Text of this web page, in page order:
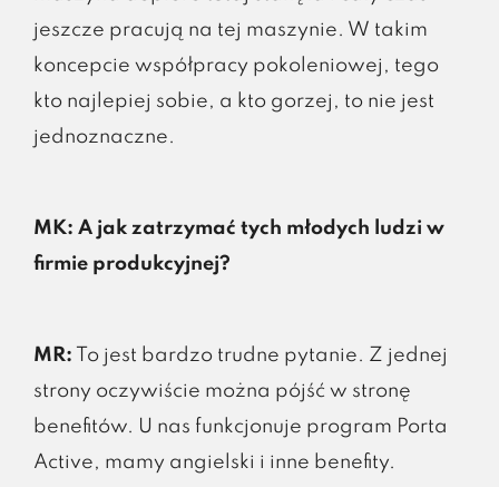
jeszcze pracują na tej maszynie. W takim
koncepcie współpracy pokoleniowej, tego
kto najlepiej sobie, a kto gorzej, to nie jest
jednoznaczne.
MK: A jak zatrzymać tych młodych ludzi w
firmie produkcyjnej?
MR: To jest bardzo trudne pytanie. Z jednej
strony oczywiście można pójść w stronę
benefitów. U nas funkcjonuje program Porta
Active, mamy angielski i inne benefity.